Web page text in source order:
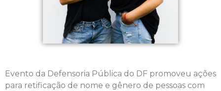
Evento da Defensoria Pública do DF promoveu ações
para retificação de nome e gênero de pessoas com